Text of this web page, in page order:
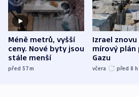
Méně metrů, vyšší
ceny. Nové byty jsou
stále menší
před 57m
Izrael znovu
mírový plán
Gazu
včera před 8 h